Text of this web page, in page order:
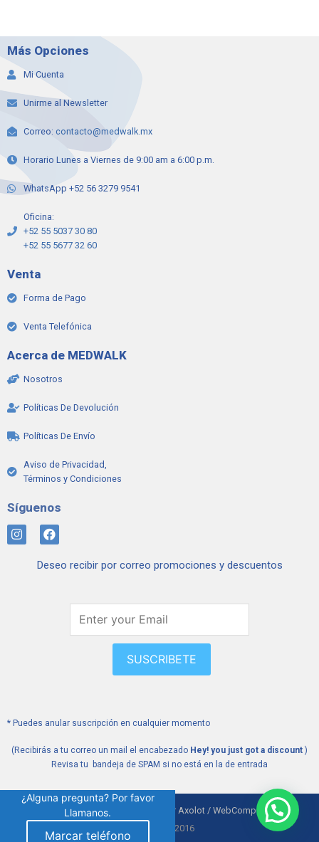
Más Opciones
Mi Cuenta
Unirme al Newsletter
Correo: contacto@medwalk.mx
Horario Lunes a Viernes de 9:00 am a 6:00 p.m.
WhatsApp +52 56 3279 9541
Oficina:
+52 55 5037 30 80
+52 55 5677 32 60
Venta
Forma de Pago
Venta Telefónica
Acerca de MEDWALK
Nosotros
Políticas De Devolución
Políticas De Envío
Aviso de Privacidad,
Términos y Condiciones
Síguenos
I
n
F
a
e
Deseo recibir por correo promociones y descuentos
SUSCRIBETE
* Puedes anular suscripción en cualquier momento
(Recibirás a tu correo un mail el encabezado Hey! you just got a discount )
Revisa tu bandeja de SPAM si no está en la de entrada
Medwalk Sitio desarrollado por Axolot / WebComparte
Medwalk © 2016
¿Alguna pregunta? Por favor
Llamanos.
Marcar teléfono